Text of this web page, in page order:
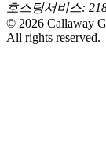
호스팅서비스:
© 2026 Callaway
All rights reserved.